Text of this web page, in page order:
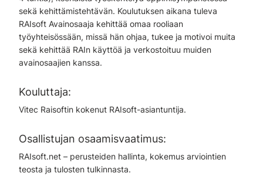
sekä kehittämistehtävän. Koulutuksen aikana tuleva
RAIsoft Avainosaaja kehittää omaa rooliaan
työyhteisössään, missä hän ohjaa, tukee ja motivoi muita
sekä kehittää RAIn käyttöä ja verkostoituu muiden
avainosaajien kanssa.
Kouluttaja:
Vitec Raisoftin kokenut RAIsoft-asiantuntija.
Osallistujan osaamisvaatimus:
RAIsoft.net – perusteiden hallinta, kokemus arviointien
teosta ja tulosten tulkinnasta.